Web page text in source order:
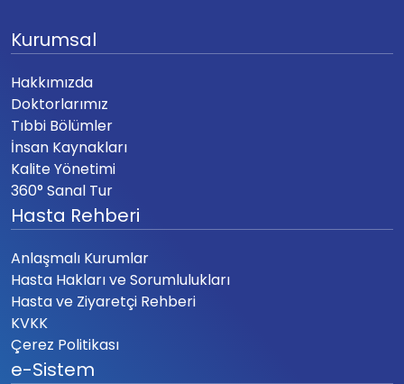
Kurumsal
Hakkımızda
Doktorlarımız
Tıbbi Bölümler
İnsan Kaynakları
Kalite Yönetimi
360° Sanal Tur
Hasta Rehberi
Anlaşmalı Kurumlar
Hasta Hakları ve Sorumlulukları
Hasta ve Ziyaretçi Rehberi
KVKK
Çerez Politikası
e-Sistem